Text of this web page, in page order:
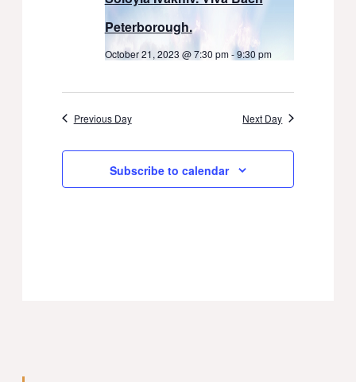
Peterborough.
October 21, 2023 @ 7:30 pm-9:30 pm
Previous Day Next Day
Subscribe to calendar